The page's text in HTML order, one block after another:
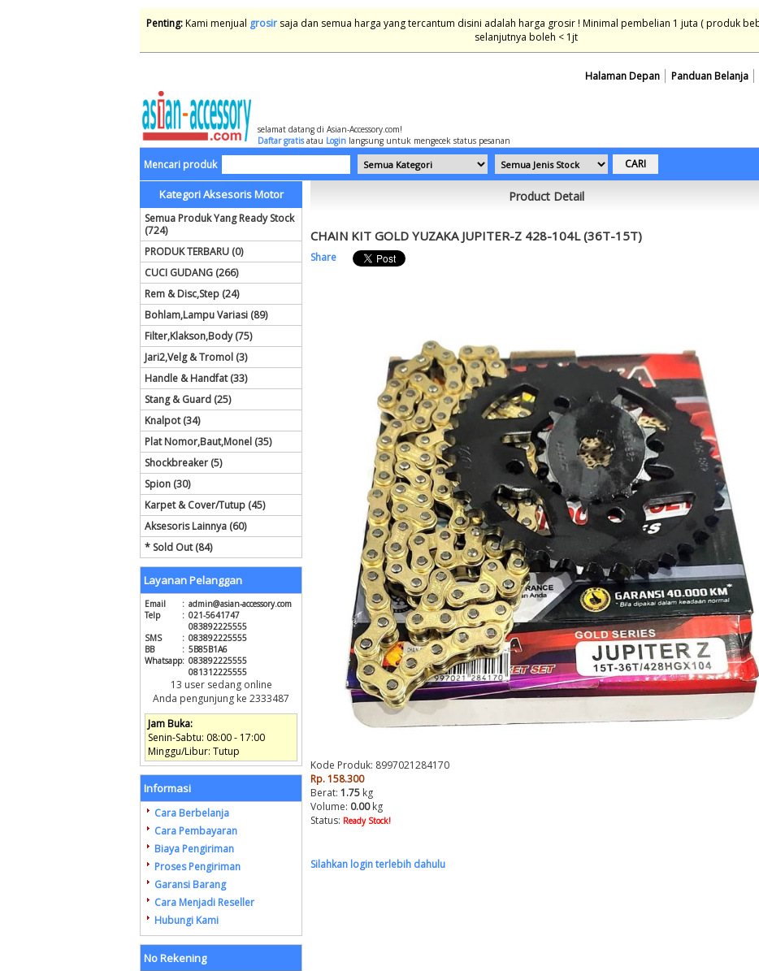
Penting:Kami menjual grosir saja dan semua harga yang tercantum disini adalah harga grosir ! Minimal pembelian 1 juta ( produk
selanjutnya boleh < 1jt
Panduan Belanja
Halaman Depan
selamat datang di Asian-Accessory.com!
Daftar gratisatau Login langsung untuk mengecek status pesanan
Mencari produk
Kategori Aksesoris Motor
Semua Produk Yang Ready Stock
(724)
PRODUK TERBARU (0)
CUCI GUDANG (266)
Rem & Disc,Step (24)
Bohlam,Lampu Variasi (89)
Filter,Klakson,Body (75)
Jari2,Velg & Tromol (3)
Handle & Handfat (33)
Stang & Guard (25)
Knalpot (34)
Plat Nomor,Baut,Monel (35)
Shockbreaker (5)
Spion (30)
Karpet & Cover/Tutup (45)
Aksesoris Lainnya (60)
* Sold Out (84)
Layanan Pelanggan
Email : admin@asian-accessory.com
Telp
: 021-5641747
083892225555
SMS
: 083892225555
BB
: 5B85B1A6
Whatsapp: 083892225555
081312225555
13 user sedang online
Anda pengunjung ke 2333487
Jam Buka:
Senin-Sabtu: 08:00 - 17:00
Minggu/Libur: Tutup
Informasi
Cara Berbelanja
Cara Pembayaran
Biaya Pengiriman
Proses Pengiriman
Garansi Barang
Cara Menjadi Reseller
Hubungi Kami
No Rekening
Product Detail
CHAIN KIT GOLD YUZAKA JUPITER-Z 428-104L (36T-15T)
Share
Kode Produk: 8997021284170
Rp. 158.300
Berat: 1.75 kg
Volume: 0.00kg
Status: Ready Stock!
Silahkan login terlebih dahulu